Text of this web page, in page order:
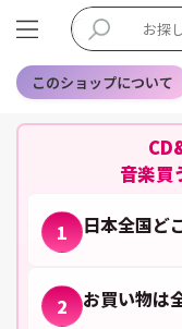
このショップについて
音楽買
1 日本全国ど
2 お買い物は